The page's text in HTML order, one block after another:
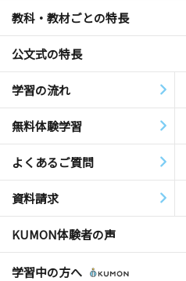
教科・教材ごとの特長
公文式の特長
学習の流れ
無料体験学習
よくあるご質問
資料請求
KUMON体験者の声
学習中の方へ